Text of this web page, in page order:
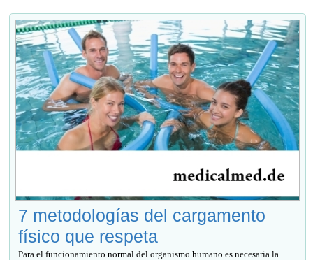
7 metodologías del cargamento
físico que respeta
Para el funcionamiento normal del organismo humano es necesaria la